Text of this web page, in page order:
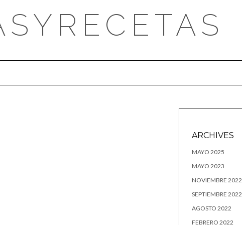
ARCHIVES
MAYO 2025
MAYO 2023
NOVIEMBRE 2022
SEPTIEMBRE 2022
AGOSTO 2022
FEBRERO 2022